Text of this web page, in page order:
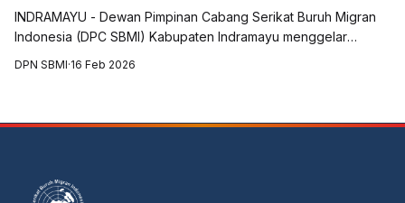
INDRAMAYU - Dewan Pimpinan Cabang Serikat Buruh Migran
Indonesia (DPC SBMI) Kabupaten Indramayu menggelar
DPN SBMI·16 Feb 2026